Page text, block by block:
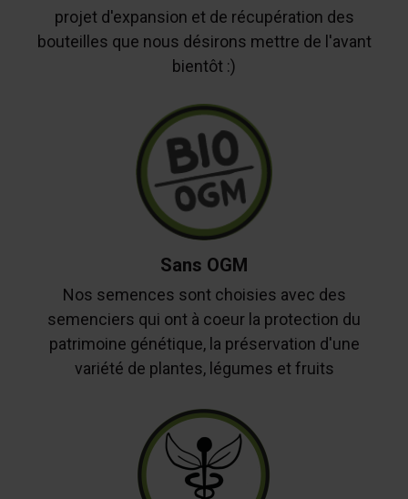
projet d'expansion et de récupération des
bouteilles que nous désirons mettre de l'avant
bientôt :)
Sans OGM
Nos semences sont choisies avec des
semenciers qui ont à coeur la protection du
patrimoine génétique, la préservation d'une
variété de plantes, légumes et fruits